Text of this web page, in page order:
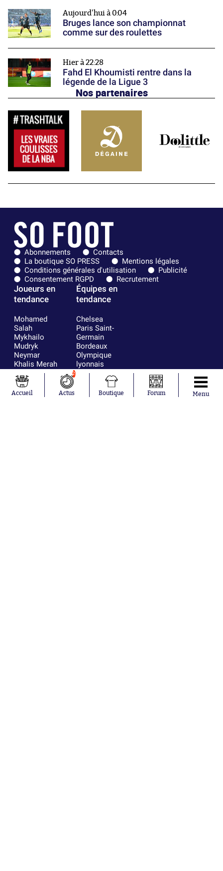
Aujourd'hui à 0:04
Bruges lance son championnat
comme sur des roulettes
Hier à 22:28
Fahd El Khoumisti rentre dans la
légende de la Ligue 3
Nos partenaires
Abonnements
Contacts
La boutique SO PRESS
Mentions légales
Conditions générales d'utilisation
Publicité
Consentement RGPD
Recrutement
Joueurs en
tendance
Mohamed
Salah
Mykhailo
Mudryk
Neymar
Khalis Merah
Loïs Openda
Moussa
Niakhaté
Équipes en
tendance
Chelsea
Paris Saint-
Germain
Bordeaux
Olympique
lyonnais
FIFA
Real Madrid
RC Strasbourg
AC Milan
Accueil
2
Actus Boutique Forum Menu